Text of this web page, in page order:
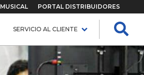
MUSICAL PORTAL DISTRIBUIDORES
SERVICIO AL CLIENTE